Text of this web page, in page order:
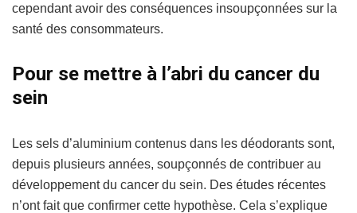
cependant avoir des conséquences insoupçonnées sur la
santé des consommateurs.
Pour se mettre à l’abri du cancer du
sein
Les sels d’aluminium contenus dans les déodorants sont,
depuis plusieurs années, soupçonnés de contribuer au
développement du cancer du sein. Des études récentes
n’ont fait que confirmer cette hypothèse. Cela s’explique